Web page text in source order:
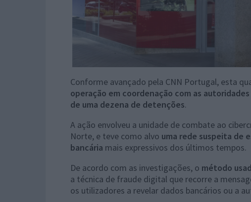
Conforme avançado pela CNN Portugal, esta
operação em coordenação com as
de uma dezena de detenções.
A ação envolveu a unidade de combate ao
Norte, e teve como alvo uma rede suspeita de
bancária mais expressivos dos últimos tempos.
De acordo com as investigações, o método
a técnica de fraude digital que recorre a
os utilizadores a revelar dados bancários ou a